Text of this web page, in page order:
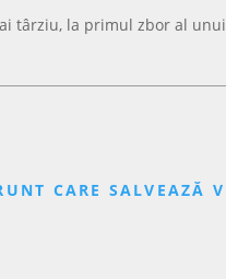
târziu, la primul zbor al
CARE SALVEAZĂ